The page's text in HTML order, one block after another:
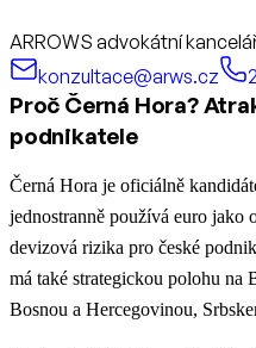
ARROWS advokátní
konzultace@arws.cz
Proč Černá Hora?
podnikatele
Černá Hora je oficiálně
jednostranně používá euro jako
devizová rizika pro české
má také strategickou polohu na
Bosnou a Hercegovinou,